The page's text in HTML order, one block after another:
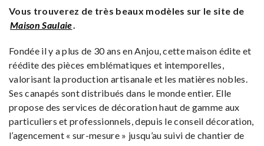
Vous trouverez de très beaux modèles sur le site de
Maison Saulaie.
Fondée il y a plus de 30 ans en Anjou, cette maison édite et
réédite des pièces emblématiques et intemporelles,
valorisant la production artisanale et les matières nobles.
Ses canapés sont distribués dans le monde entier. Elle
propose des services de décoration haut de gamme aux
particuliers et professionnels, depuis le conseil décoration,
l’agencement « sur-mesure » jusqu’au suivi de chantier de